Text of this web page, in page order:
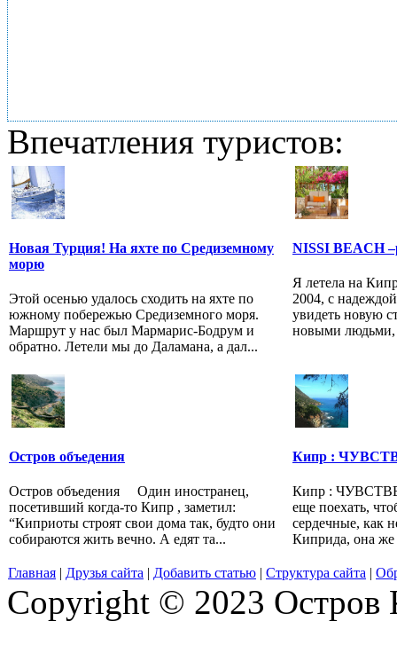
Впечатления туристов:
Новая Турция! На яхте по Средиземному
морю
Этой осенью удалось сходить на яхте по
южному побережью Средиземного моря.
Маршрут у нас был Мармарис-Бодрум и
обратно. Летели мы до Даламана, а дал...
NISSI BEACH
Я летела на
2004, с
увидеть новую
новыми людьми,
Остров объедения
Остров объедения Один иностранец,
посетивший когда-то Кипр , заметил:
“Киприоты строят свои дома так, будто они
собираются жить вечно. А едят та...
Кипр :
Кипр :
еще поехать,
сердечные, как
Киприда, она же
Главная | Друзья сайта | Добавить статью | Структура сайта |
Copyright © 2023 Остров